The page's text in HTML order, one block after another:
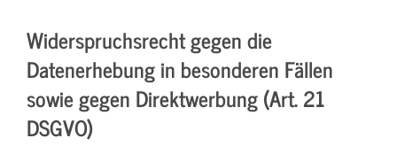
Widerspruchsrecht gegen die
Datenerhebung in besonderen Fällen
sowie gegen Direktwerbung (Art. 21
DSGVO)